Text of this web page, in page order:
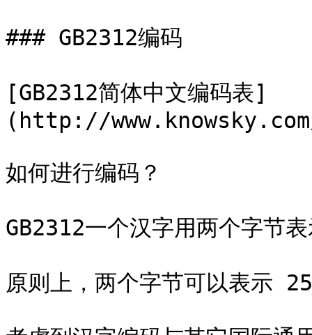
### GB2312编码
[GB2312简体中文编码表]
(http://
如何进行编码？
GB2312一个汉字用两个字节
原则上，两个字节可以表示